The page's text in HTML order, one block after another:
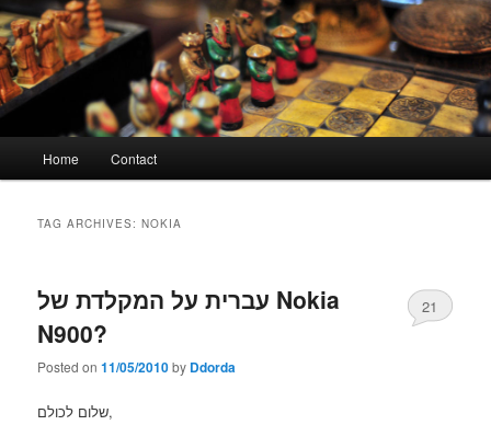
Home Contact
TAG ARCHIVES:NOKIA
עברית על המקלדת של Nokia
N900?
Posted on11/05/2010by Ddorda
21
שלום לכולם,